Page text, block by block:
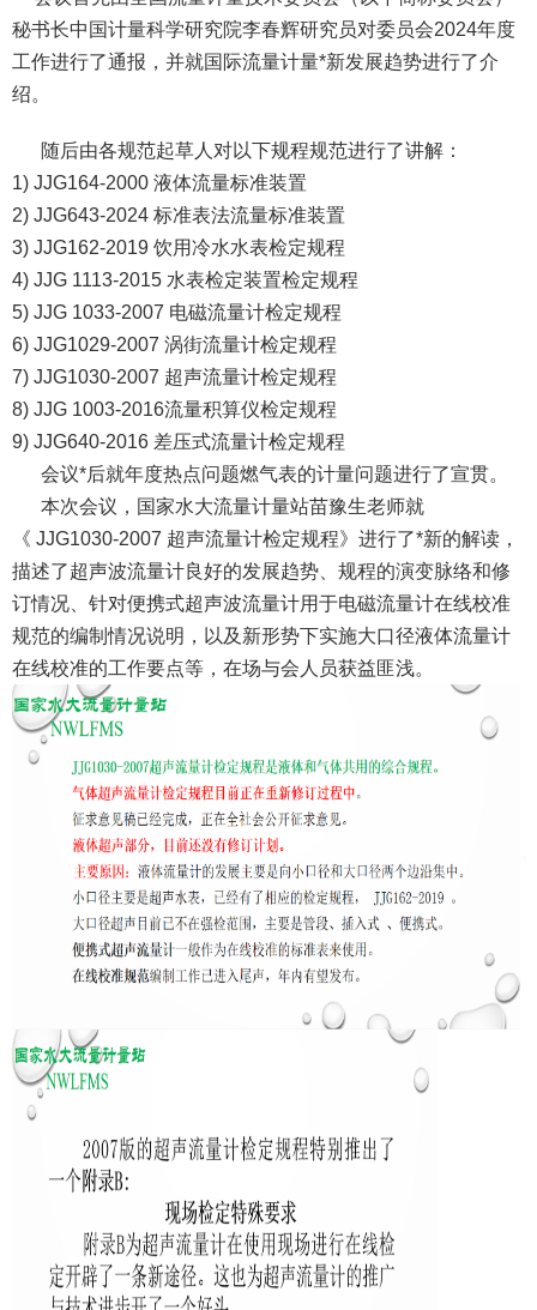
秘书长中国计量科学研究院李春辉研究员对委员会2024年度
工作进行了通报，并就国际流量计量*新发展趋势进行了介
绍。
随后由各规范起草人对以下规程规范进行了讲解：
1) JJG164-2000 液体流量标准装置
2) JJG643-2024 标准表法流量标准装置
3) JJG162-2019 饮用冷水水表检定规程
4) JJG 1113-2015 水表检定装置检定规程
5) JJG 1033-2007 电磁流量计检定规程
6) JJG1029-2007 涡街流量计检定规程
7) JJG1030-2007 超声流量计检定规程
8) JJG 1003-2016流量积算仪检定规程
9) JJG640-2016 差压式流量计检定规程
会议*后就年度热点问题燃气表的计量问题进行了宣贯。
本次会议，国家水大流量计量站苗豫生老师就
《 JJG1030-2007 超声流量计检定规程》进行了*新的解读，
描述了超声波流量计良好的发展趋势、规程的演变脉络和修
订情况、针对便携式超声波流量计用于电磁流量计在线校准
规范的编制情况说明，以及新形势下实施大口径液体流量计
在线校准的工作要点等，在场与会人员获益匪浅。